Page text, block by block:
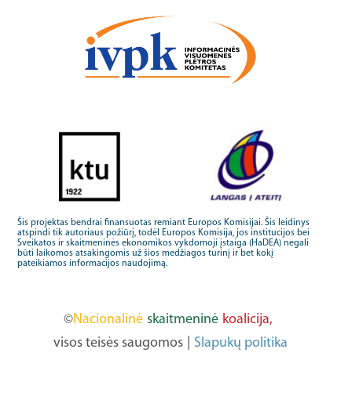
Šis projektas bendrai finansuotas remiant Europos Komisijai. Šis leidinys
atspindi tik autoriaus požiūrį, todėl Europos Komisija, jos institucijos bei
Sveikatos ir skaitmeninės ekonomikos vykdomoji įstaiga (HaDEA) negali
būti laikomos atsakingomis už šios medžiagos turinį ir bet kokį
pateikiamos informacijos naudojimą.
©Nacionalinė skaitmeninė koalicija,
visos teisės saugomos
Slapukų politika